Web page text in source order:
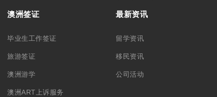
澳洲签证
毕业生工作签证
旅游签证
澳洲游学
澳洲ART上诉服务
最新资讯
留学资讯
移民资讯
公司活动